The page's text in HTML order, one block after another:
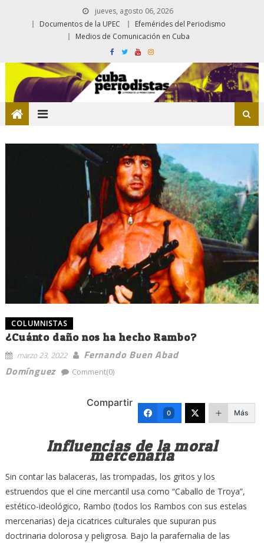
jueves, agosto 06, 2026
Documentos de la UPEC
Efemérides del Periodismo
Medios de Comunicación en Cuba
COLUMNISTAS
¿Cuánto daño nos ha hecho Rambo?
marzo 23, 2022
Fernando Buen Abad
Domínguez
Comment(0)
Compartir
0 Más
Influencias de la moral
mercenaria
Sin contar las balaceras, las trompadas, los gritos y los
estruendos que el cine mercantil usa como “Caballo de Troya”,
estético-ideológico, Rambo (todos los Rambos con sus estelas
mercenarias) deja cicatrices culturales que supuran pus
doctrinaria dolorosa y peligrosa. Bajo la parafernalia de las